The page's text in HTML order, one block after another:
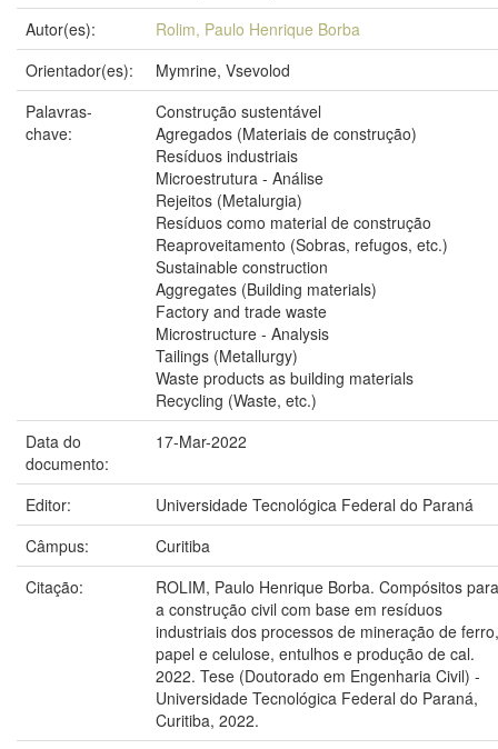
Autor(es):
Rolim, Paulo Henrique Borba
Orientador(es):
Mymrine, Vsevolod
Palavras-
chave:
Construção sustentável
Agregados (Materiais de construção)
Resíduos industriais
Microestrutura - Análise
Rejeitos (Metalurgia)
Resíduos como material de construção
Reaproveitamento (Sobras, refugos, etc.)
Sustainable construction
Aggregates (Building materials)
Factory and trade waste
Microstructure - Analysis
Tailings (Metallurgy)
Waste products as building materials
Recycling (Waste, etc.)
Data do
documento:
17-Mar-2022
Editor:
Universidade Tecnológica Federal do Paraná
Câmpus:
Curitiba
Citação:
ROLIM, Paulo Henrique Borba. Compósitos para
a construção civil com base em resíduos
industriais dos processos de mineração de ferro,
papel e celulose, entulhos e produção de cal.
2022. Tese (Doutorado em Engenharia Civil) -
Universidade Tecnológica Federal do Paraná,
Curitiba, 2022.